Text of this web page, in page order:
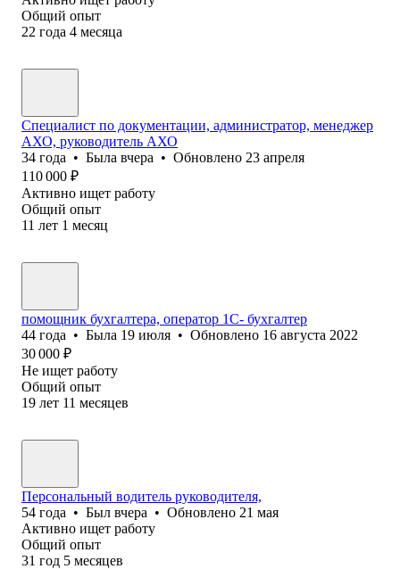
Общий опыт
22 года 4 месяца
Специалист по документации, администратор, менеджер
АХО, руководитель АХО
34 года • Была вчера • Обновлено 23 апреля
110 000 ₽
Активно ищет работу
Общий опыт
11 лет 1 месяц
помощник бухгалтера, оператор 1С- бухгалтер
44 года • Была 19 июля • Обновлено 16 августа 2022
30 000 ₽
Не ищет работу
Общий опыт
19 лет 11 месяцев
Персональный водитель руководителя,
54 года • Был вчера • Обновлено 21 мая
Активно ищет работу
Общий опыт
31 год 5 месяцев